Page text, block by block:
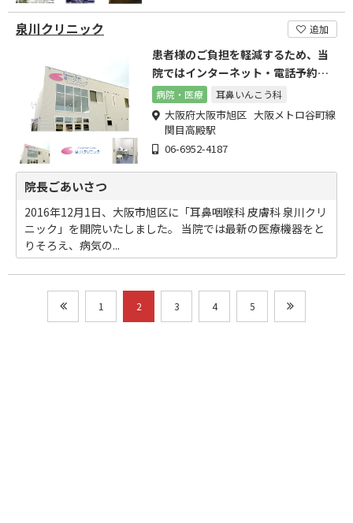
泉川クリニック 追加
患者様のご負担を軽減するため、当
院ではインターネット・電話予約が
可能です。
病院・医療 耳鼻いんこう科
大阪府大阪市旭区 大阪メトロ谷町線
関目高殿駅
06-6952-4187
院長ごあいさつ
2016年12月1日、大阪市旭区に「耳鼻咽喉科 皮膚科 泉川クリ
ニック」を開院いたしました。 当院では最新の医療機器をと
りそろえ、病気の...
1 2 3 4 5